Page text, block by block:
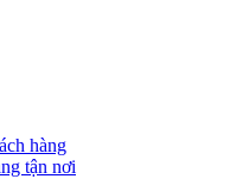
hàng
tận nơi